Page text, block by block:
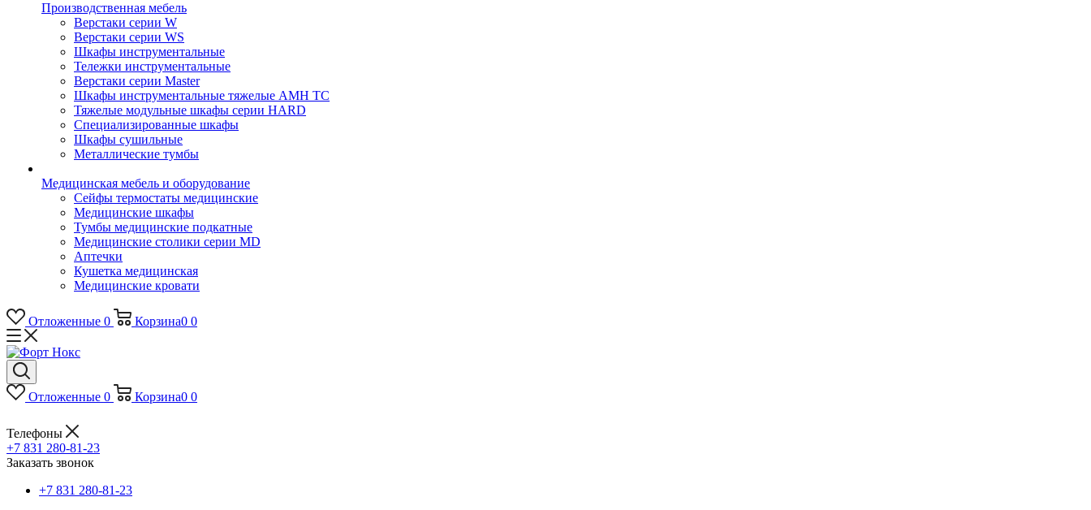
Производственная мебель
Верстаки серии W
Верстаки серии WS
Шкафы инструментальные
Тележки инструментальные
Верстаки серии Master
Шкафы инструментальные тяжелые AMH TC
Тяжелые модульные шкафы серии HARD
Cпециализированные шкафы
Шкафы сушильные
Металлические тумбы
Медицинская мебель и оборудование
Сейфы термостаты медицинские
Медицинские шкафы
Тумбы медицинские подкатные
Медицинские столики серии MD
Аптечки
Кушетка медицинская
Медицинские кровати
Отложенные 0 Корзина0 0
Отложенные 0 Корзина0 0
Телефоны
+7 831 280-81-23
Заказать звонок
+7 831 280-81-23